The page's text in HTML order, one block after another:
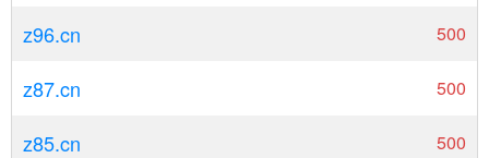
z96.cn 500
z87.cn 500
z85.cn 500